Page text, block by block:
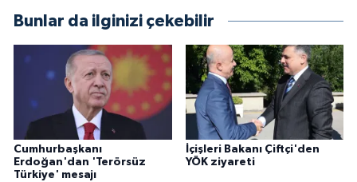
Bunlar da ilginizi çekebilir
Cumhurbaşkanı
Erdoğan'dan 'Terörsüz
Türkiye' mesajı
İçişleri Bakanı Çiftçi'den
YÖK ziyareti